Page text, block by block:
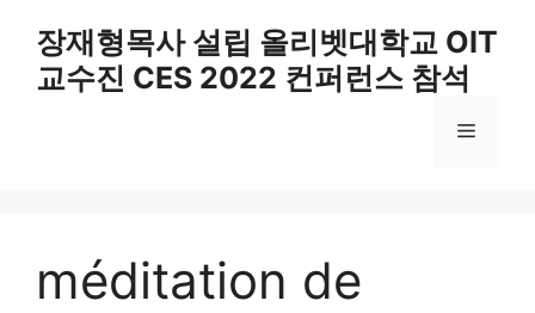
content
장재형목사 설립 올리벳대학교 OIT
교수진 CES 2022 컨퍼런스 참석
Menu
méditation de